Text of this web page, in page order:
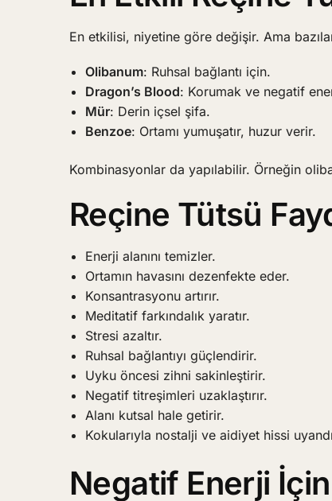
En etkilisi, niyetine göre değişir. Ama
Olibanum: Ruhsal bağlantı için.
Dragon’s Blood: Korumak ve negatif
Mür: Derin içsel şifa.
Benzoe: Ortamı yumuşatır, huzur verir.
Kombinasyonlar da yapılabilir. Örneğin
Reçine Tütsü
Enerji alanını temizler.
Ortamın havasını dezenfekte eder.
Konsantrasyonu artırır.
Meditatif farkındalık yaratır.
Stresi azaltır.
Ruhsal bağlantıyı güçlendirir.
Uyku öncesi zihni sakinleştirir.
Negatif titreşimleri uzaklaştırır.
Alanı kutsal hale getirir.
Kokularıyla nostalji ve aidiyet hissi
Negatif Enerji